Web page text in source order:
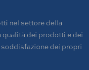
nel settore della
qualità dei prodotti e dei
soddisfazione dei propri